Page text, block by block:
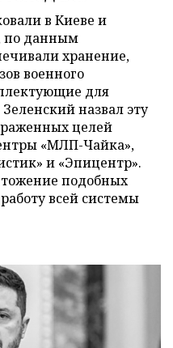
в Киеве и
по данным
хранение,
военного
для
назвал эту
целей
«МЛП-Чайка»,
и «Эпицентр».
подобных
всей системы